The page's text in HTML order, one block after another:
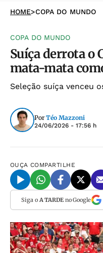
HOME>COPA DO MUNDO
COPA DO MUNDO
Suíça derrota o
mata-mata
Seleção suíça venceu
Por Téo Mazzoni
24/06/2026 - 17:56 h
OUÇA COMPARTILHE
Siga o A TARDEno Google